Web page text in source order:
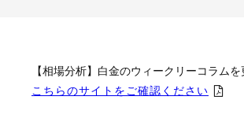
【相場分析】白金のウィークリーコラムを
こちらのサイトをご確認ください